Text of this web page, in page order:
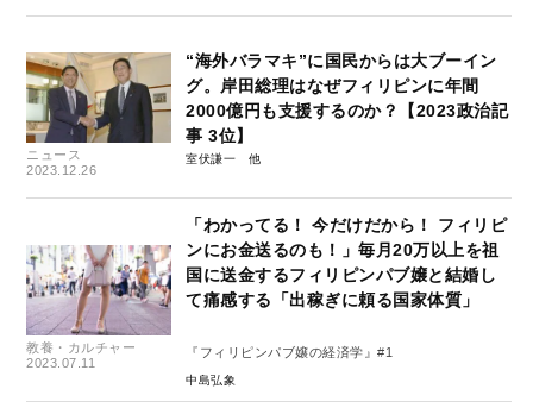
ニュース
2023.12.26
“海外バラマキ”に国民からは大ブーイン
グ。岸田総理はなぜフィリピンに年間
2000億円も支援するのか？【2023政治記
事 3位】
室伏謙一
教養・カルチャー
2023.07.11
「わかってる！ 今だけだから！ フィリピ
ンにお金送るのも！」毎月20万以上を祖
国に送金するフィリピンパブ嬢と結婚し
て痛感する「出稼ぎに頼る国家体質」
『フィリピンパブ嬢の経済学』#1
中島弘象